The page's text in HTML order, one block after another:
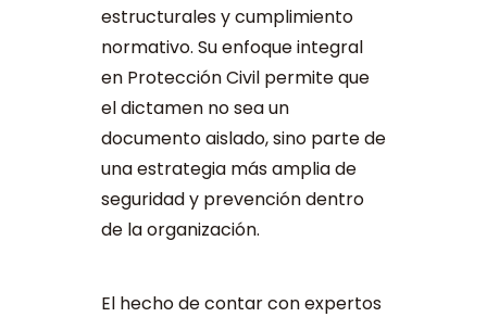
estructurales y cumplimiento
normativo. Su enfoque integral
en Protección Civil permite que
el dictamen no sea un
documento aislado, sino parte de
una estrategia más amplia de
seguridad y prevención dentro
de la organización.
El hecho de contar con expertos